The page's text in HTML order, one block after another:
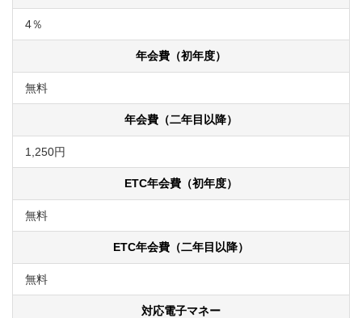
4％
年会費（初年度）
無料
年会費（二年目以降）
1,250円
ETC年会費（初年度）
無料
ETC年会費（二年目以降）
無料
対応電子マネー